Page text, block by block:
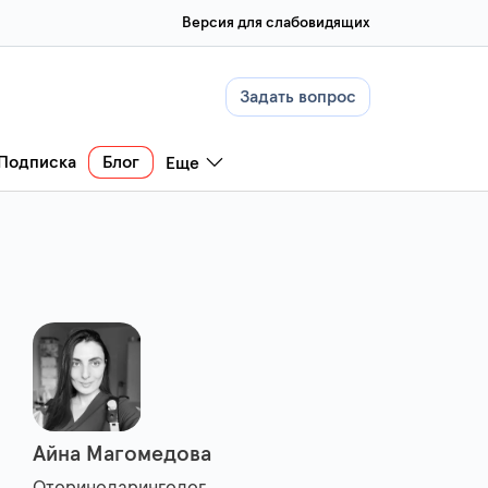
Версия для слабовидящих
Задать вопрос
Подписка Блог Еще
Айна Магомедова